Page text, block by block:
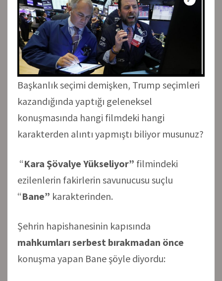
Başkanlık seçimi demişken, Trump seçimleri
kazandığında yaptığı geleneksel
konuşmasında hangi filmdeki hangi
karakterden alıntı yapmıştı biliyor musunuz?
“Kara Şövalye Yükseliyor” filmindeki
ezilenlerin fakirlerin savunucusu suçlu
“Bane” karakterinden.
Şehrin hapishanesinin kapısında
mahkumları serbest bırakmadan önce
konuşma yapan Bane şöyle diyordu: